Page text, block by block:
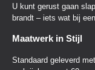
U kunt gerust gaan
brandt – iets wat bij
Maatwerk in Stijl
Standaard geleverd